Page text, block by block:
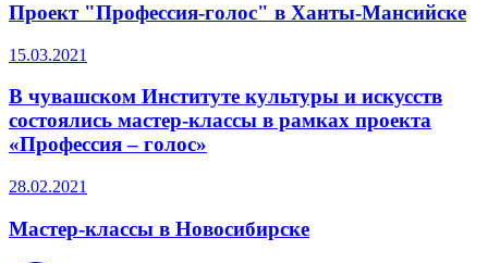
Проект "Профессия-голос" в Ханты-Мансийске
15.03.2021
В чувашском Институте культуры и искусств
состоялись мастер-классы в рамках проекта
«Профессия – голос»
28.02.2021
Мастер-классы в Новосибирске